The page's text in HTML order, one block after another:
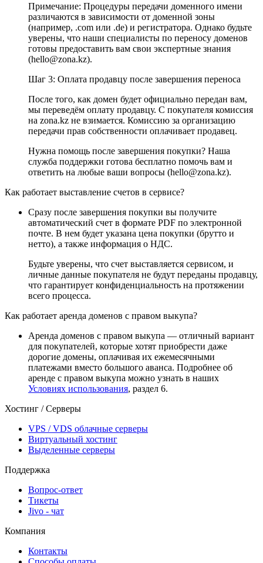
Примечание: Процедуры передачи доменного имени
различаются в зависимости от доменной зоны
(например, .com или .de) и регистратора. Однако будьте
уверены, что наши специалисты по переносу доменов
готовы предоставить вам свои экспертные знания
(hello@zona.kz).
Шаг 3: Оплата продавцу после завершения переноса
После того, как домен будет официально передан вам,
мы переведём оплату продавцу. С покупателя комиссия
на zona.kz не взимается. Комиссию за организацию
передачи прав собственности оплачивает продавец.
Нужна помощь после завершения покупки? Наша
служба поддержки готова бесплатно помочь вам и
ответить на любые ваши вопросы (hello@zona.kz).
Как работает выставление счетов в сервисе?
Сразу после завершения покупки вы получите
автоматический счет в формате PDF по электронной
почте. В нем будет указана цена покупки (брутто и
нетто), а также информация о НДС.
Будьте уверены, что счет выставляется сервисом, и
личные данные покупателя не будут переданы продавцу,
что гарантирует конфиденциальность на протяжении
всего процесса.
Как работает аренда доменов с правом выкупа?
Аренда доменов с правом выкупа — отличный вариант
для покупателей, которые хотят приобрести даже
дорогие домены, оплачивая их ежемесячными
платежами вместо большого аванса. Подробнее об
аренде с правом выкупа можно узнать в наших
Условиях использования, раздел 6.
Хостинг / Серверы
VPS / VDS облачные серверы
Виртуальный хостинг
Выделенные серверы
Поддержка
Вопрос-ответ
Тикеты
Jivo - чат
Компания
Контакты